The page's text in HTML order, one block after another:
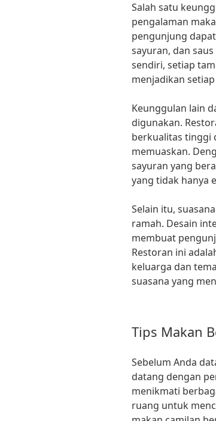
Salah satu
pengalaman
pengunjung
sayuran, dan
sendiri, setiap
menjadikan
Keunggulan lain
digunakan.
berkualitas tinggi
memuaskan.
sayuran yang
yang tidak hanya
Selain itu,
ramah. Desain
membuat
Restoran ini
keluarga dan
suasana yang
Tips Makan
Sebelum Anda
datang dengan
menikmati
ruang untuk